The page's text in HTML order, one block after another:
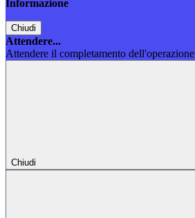
Informazione
Chiudi
Attendere...
Attendere il completamento
Chiudi